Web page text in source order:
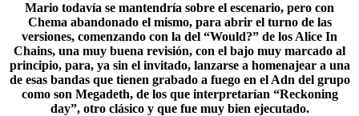
Mario todavía se mantendría sobre el escenario, pero con
Chema abandonado el mismo, para abrir el turno de las
versiones, comenzando con la del “Would?” de los Alice In
Chains, una muy buena revisión, con el bajo muy marcado al
principio, para, ya sin el invitado, lanzarse a homenajear a una
de esas bandas que tienen grabado a fuego en el Adn del grupo
como son Megadeth, de los que interpretarían “Reckoning
day”, otro clásico y que fue muy bien ejecutado.